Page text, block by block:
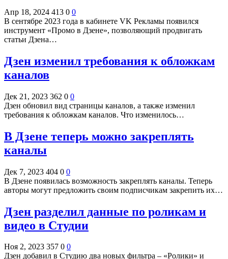
Апр 18, 2024 413 0 0
В сентябре 2023 года в кабинете VK Рекламы появился
инструмент «Промо в Дзене», позволяющий продвигать
статьи Дзена…
Дзен изменил требования к обложкам
каналов
Дек 21, 2023 362 0 0
Дзен обновил вид страницы каналов, а также изменил
требования к обложкам каналов. Что изменилось…
В Дзене теперь можно закреплять
каналы
Дек 7, 2023 404 0 0
В Дзене появилась возможность закреплять каналы. Теперь
авторы могут предложить своим подписчикам закрепить их…
Дзен разделил данные по роликам и
видео в Студии
Ноя 2, 2023 357 0 0
Дзен добавил в Студию два новых фильтра – «Ролики» и